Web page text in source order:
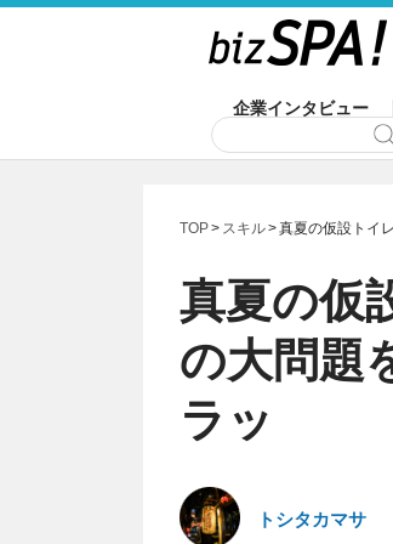
企業インタビュー
TOP スキル 真夏の仮設トイ
真夏の仮
の大問題
ラッ
トシタカマサ